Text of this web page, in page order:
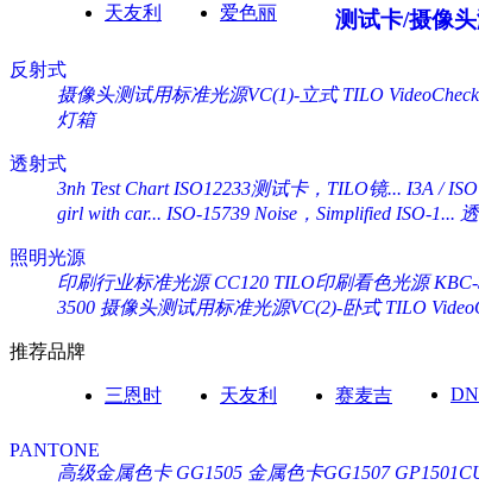
天友利 爱色丽 测试卡/摄像
反射式
摄像头测试用标准光源VC(1)-立式 TILO
灯箱
透射式
3nh Test Chart ISO12233测试卡，TILO镜... I3A /
girl with car... ISO-15739 Noise，Simplified ISO-1...
照明光源
印刷行业标准光源 CC120 TILO印刷看色光源
3500 摄像头测试用标准光源VC(2)-卧式 TILO
推荐品牌
三恩时 天友利 赛麦吉
PANTONE
高级金属色卡 GG1505 金属色卡GG1507